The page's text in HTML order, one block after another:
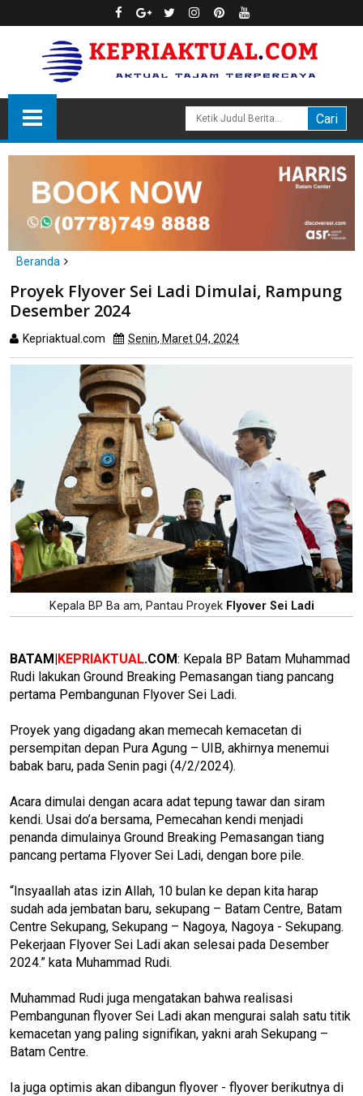
Beranda
Proyek Flyover Sei Ladi Dimulai, Rampung Desember 2024
Proyek Flyover Sei Ladi Dimulai, Rampung
Desember 2024
Kepriaktual.com Senin, Maret 04, 2024
Kepala BP Ba am, Pantau Proyek Flyover Sei Ladi
BATAM|KEPRIAKTUAL.COM: Kepala BP Batam Muhammad
Rudi lakukan Ground Breaking Pemasangan tiang pancang
pertama Pembangunan Flyover Sei Ladi.
Proyek yang digadang akan memecah kemacetan di
persempitan depan Pura Agung – UIB, akhirnya menemui
babak baru, pada Senin pagi (4/2/2024).
Acara dimulai dengan acara adat tepung tawar dan siram
kendi. Usai do’a bersama, Pemecahan kendi menjadi
penanda dimulainya Ground Breaking Pemasangan tiang
pancang pertama Flyover Sei Ladi, dengan bore pile.
“Insyaallah atas izin Allah, 10 bulan ke depan kita harap
sudah ada jembatan baru, sekupang – Batam Centre, Batam
Centre Sekupang, Sekupang – Nagoya, Nagoya - Sekupang.
Pekerjaan Flyover Sei Ladi akan selesai pada Desember
2024.” kata Muhammad Rudi.
Muhammad Rudi juga mengatakan bahwa realisasi
Pembangunan flyover Sei Ladi akan mengurai salah satu titik
kemacetan yang paling signifikan, yakni arah Sekupang –
Batam Centre.
Ia juga optimis akan dibangun flyover - flyover berikutnya di